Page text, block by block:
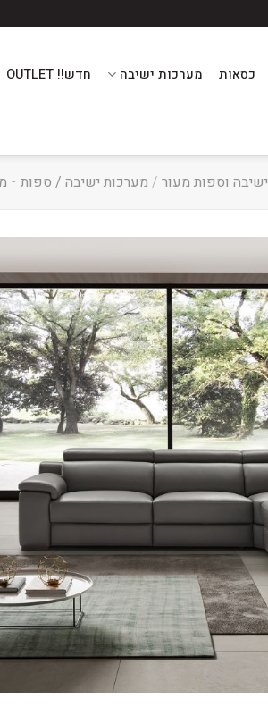
כסאות מערכות ישיבה
חדש!! OUTLET
וספות מעור / מערכות ישיבה / ספות -